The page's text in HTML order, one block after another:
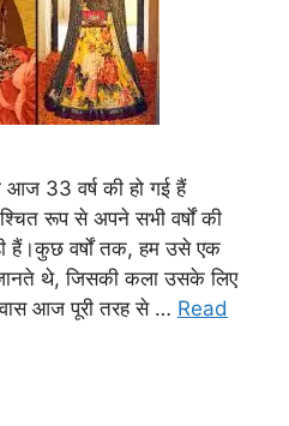
आज 33 वर्ष की हो गई हैं
रूप से अपने सभी वर्षों की
हैं।कुछ वर्षों तक, हम उसे एक
थे, जिसकी कला उसके लिए
आज पूरी तरह से … Read